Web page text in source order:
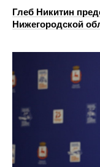
Глеб Никитин
Нижегородской